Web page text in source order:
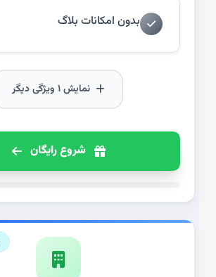
بدون امکانات بلاگ
نمایش ۱ ویژگی دیگر
شروع رایگان